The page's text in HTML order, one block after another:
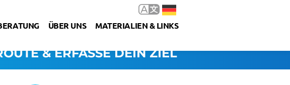
ÜBER UNS MATERIALIEN & LINKS
& ERFASSE DEIN ZIEL